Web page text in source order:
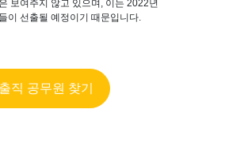
보여주지 않고 있으며, 이는 2022년
이 선출될 예정이기 때문입니다.
직 공무원 찾기